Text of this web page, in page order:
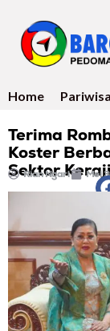
Home
Terima
Koster
Sektor
Rian Ngari Mei